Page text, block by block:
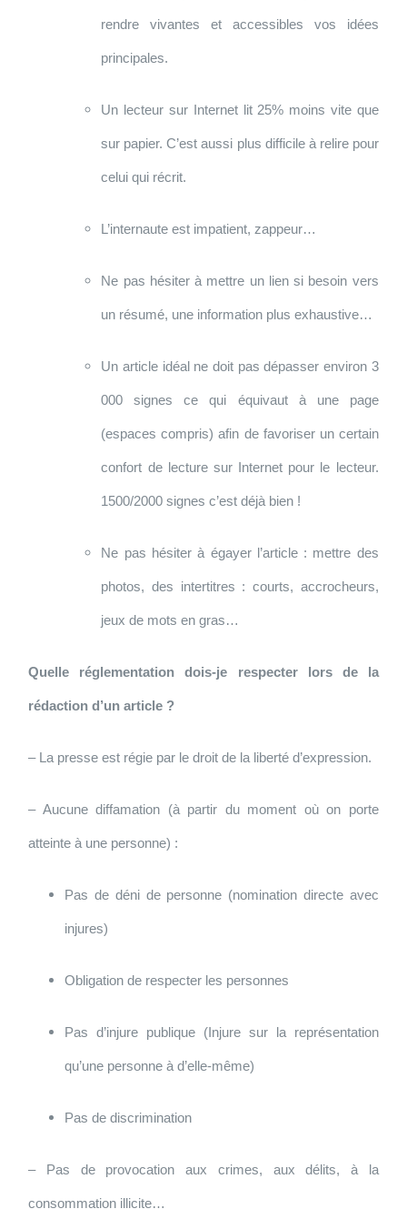
rendre vivantes et accessibles vos idées
principales.
Un lecteur sur Internet lit 25% moins vite que
sur papier. C’est aussi plus difficile à relire pour
celui qui récrit.
L’internaute est impatient, zappeur…
Ne pas hésiter à mettre un lien si besoin vers
un résumé, une information plus exhaustive…
Un article idéal ne doit pas dépasser environ 3
000 signes ce qui équivaut à une page
(espaces compris) afin de favoriser un certain
confort de lecture sur Internet pour le lecteur.
1500/2000 signes c’est déjà bien !
Ne pas hésiter à égayer l’article : mettre des
photos, des intertitres : courts, accrocheurs,
jeux de mots en gras…
Quelle réglementation dois-je respecter lors de la
rédaction d’un article ?
– La presse est régie par le droit de la liberté d’expression.
– Aucune diffamation (à partir du moment où on porte
atteinte à une personne) :
Pas de déni de personne (nomination directe avec
injures)
Obligation de respecter les personnes
Pas d’injure publique (Injure sur la représentation
qu’une personne à d’elle-même)
Pas de discrimination
– Pas de provocation aux crimes, aux délits, à la
consommation illicite…